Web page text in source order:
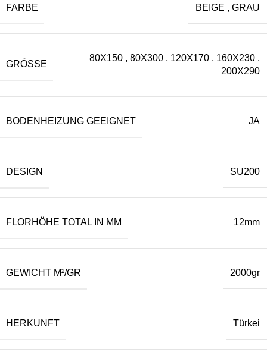
FARBE BEIGE , GRAU
GRÖSSE
80X150 , 80X300 , 120X170 , 160X230 ,
200X290
BODENHEIZUNG GEEIGNET JA
DESIGN SU200
FLORHÖHE TOTAL IN MM 12mm
GEWICHT M²/GR 2000gr
HERKUNFT Türkei